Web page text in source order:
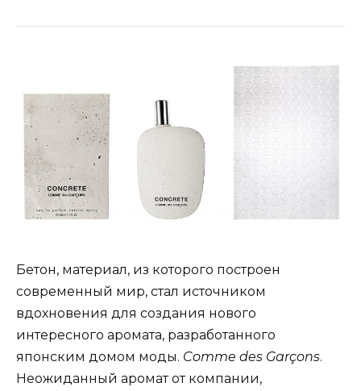
Бетон, материал, из которого построен
современный мир, стал источником
вдохновения для создания нового
интересного аромата, разработанного
японским домом моды. Comme des Garçons.
Неожиданный аромат от компании,